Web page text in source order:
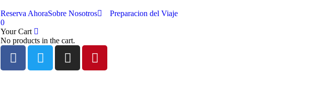
Reserva AhoraSobre Nosotros
Preparacion del Viaje
0
Your Cart
No products in the cart.